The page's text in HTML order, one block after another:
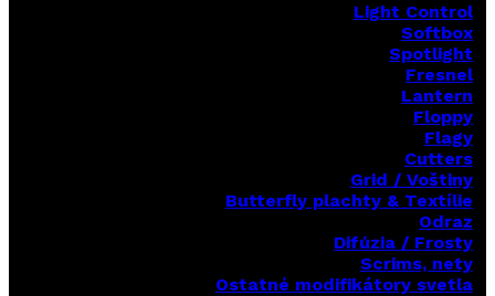
Light Control
Softbox
Spotlight
Fresnel
Lantern
Floppy
Flagy
Cutters
Grid / Voštiny
Butterfly plachty & Textílie
Odraz
Difúzia / Frosty
Scrims, nety
Ostatné modifikátory svetla